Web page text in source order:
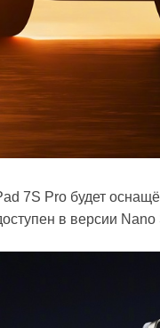
7S Pro будет
в версии